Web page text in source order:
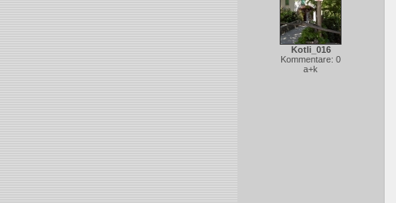
Kotli_016
Kommentare: 0
a+k